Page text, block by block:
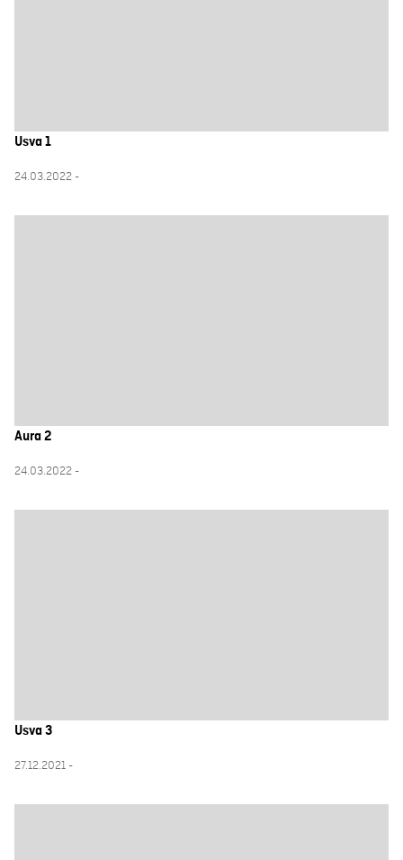
Usva 1
24.03.2022 -
Aura 2
24.03.2022 -
Usva 3
27.12.2021 -